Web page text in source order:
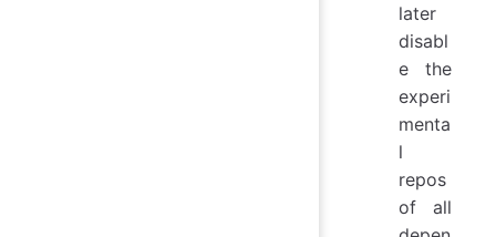
later
disabl
e the
experi
menta
l
repos
of all